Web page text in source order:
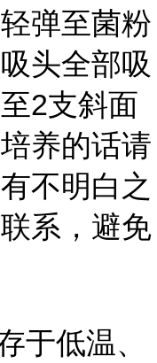
弹至菌粉
头全部吸
2支斜面
养的话请
不明白之
系，避免
于低温、